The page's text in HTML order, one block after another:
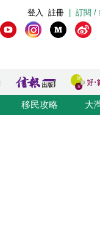
訂閱 /
註冊
登入
移民攻略 大